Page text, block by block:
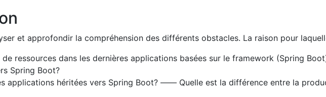
et approfondir la compréhension des différents obstacles. La raison pour
ressources dans les dernières applications basées sur le framework (Spring
Spring Boot?
applications héritées vers Spring Boot? ―― Quelle est la différence entre la